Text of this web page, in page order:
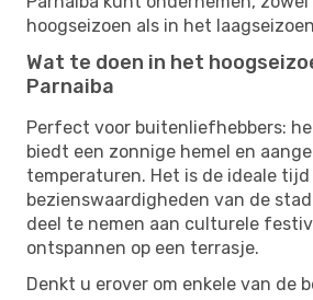
hoogseizoen als in het
Wat te doen in het
Parnaiba
Perfect voor buitenliefhebbers:
biedt een zonnige hemel en
temperaturen. Het is de ideale
bezienswaardigheden van de
deel te nemen aan culturele
ontspannen op een terrasje.
Denkt u erover om enkele van de